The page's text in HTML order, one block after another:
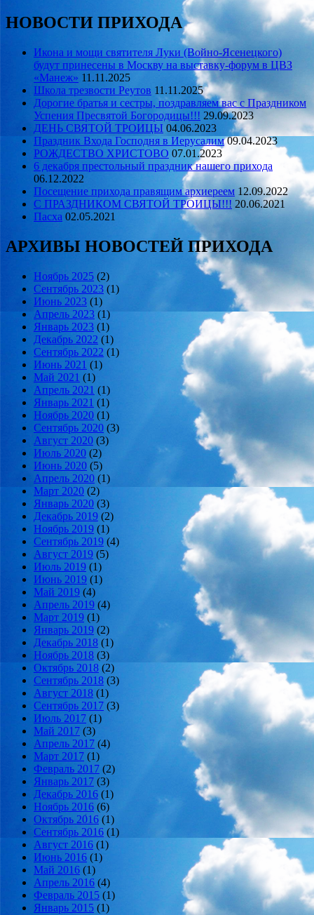
НОВОСТИ ПРИХОДА
Икона и мощи святителя Луки (Войно-Ясенецкого)
будут принесены в Москву на выставку-форум в ЦВЗ
«Манеж» 11.11.2025
Школа трезвости Реутов 11.11.2025
Дорогие братья и сестры, поздравляем вас с Праздником
Успения Пресвятой Богородицы!!! 29.09.2023
ДЕНЬ СВЯТОЙ ТРОИЦЫ 04.06.2023
Праздник Входа Господня в Иерусалим 09.04.2023
РОЖДЕСТВО ХРИСТОВО 07.01.2023
6 декабря престольный праздник нашего прихода
06.12.2022
Посещение прихода правящим архиереем 12.09.2022
С ПРАЗДНИКОМ СВЯТОЙ ТРОИЦЫ!!! 20.06.2021
Пасха 02.05.2021
АРХИВЫ НОВОСТЕЙ ПРИХОДА
Ноябрь 2025 (2)
Сентябрь 2023 (1)
Июнь 2023 (1)
Апрель 2023 (1)
Январь 2023 (1)
Декабрь 2022 (1)
Сентябрь 2022 (1)
Июнь 2021 (1)
Май 2021 (1)
Апрель 2021 (1)
Январь 2021 (1)
Ноябрь 2020 (1)
Сентябрь 2020 (3)
Август 2020 (3)
Июль 2020 (2)
Июнь 2020 (5)
Апрель 2020 (1)
Март 2020 (2)
Январь 2020 (3)
Декабрь 2019 (2)
Ноябрь 2019 (1)
Сентябрь 2019 (4)
Август 2019 (5)
Июль 2019 (1)
Июнь 2019 (1)
Май 2019 (4)
Апрель 2019 (4)
Март 2019 (1)
Январь 2019 (2)
Декабрь 2018 (1)
Ноябрь 2018 (3)
Октябрь 2018 (2)
Сентябрь 2018 (3)
Август 2018 (1)
Сентябрь 2017 (3)
Июль 2017 (1)
Май 2017 (3)
Апрель 2017 (4)
Март 2017 (1)
Февраль 2017 (2)
Январь 2017 (3)
Декабрь 2016 (1)
Ноябрь 2016 (6)
Октябрь 2016 (1)
Сентябрь 2016 (1)
Август 2016 (1)
Июнь 2016 (1)
Май 2016 (1)
Апрель 2016 (4)
Февраль 2015 (1)
Январь 2015 (1)